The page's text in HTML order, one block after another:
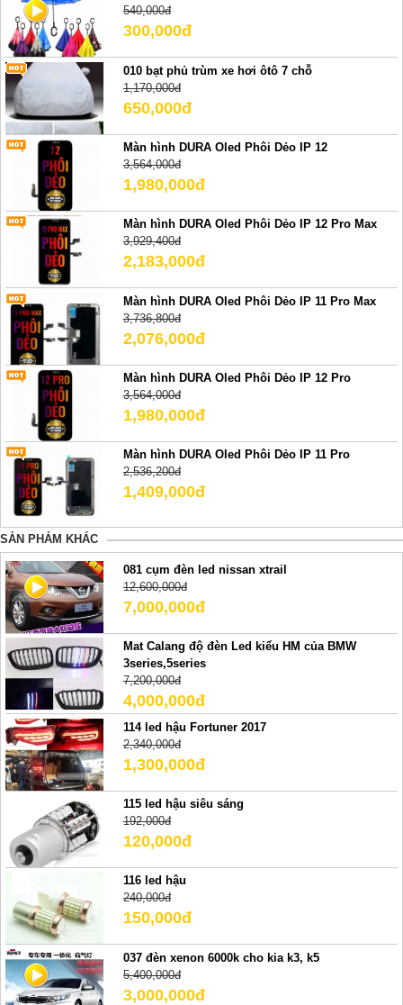
540,000đ
300,000đ
010 bạt phủ trùm xe hơi ôtô 7 chỗ
1,170,000đ
650,000đ
Màn hình DURA Oled Phôi Dẻo IP 12
3,564,000đ
1,980,000đ
Màn hình DURA Oled Phôi Dẻo IP 12 Pro Max
3,929,400đ
2,183,000đ
Màn hình DURA Oled Phôi Dẻo IP 11 Pro Max
3,736,800đ
2,076,000đ
Màn hình DURA Oled Phôi Dẻo IP 12 Pro
3,564,000đ
1,980,000đ
Màn hình DURA Oled Phôi Dẻo IP 11 Pro
2,536,200đ
1,409,000đ
SẢN PHẢM KHÁC
081 cụm đèn led nissan xtrail
12,600,000đ
7,000,000đ
Mat Calang độ đèn Led kiểu HM của BMW
3series,5series
7,200,000đ
4,000,000đ
114 led hậu Fortuner 2017
2,340,000đ
1,300,000đ
115 led hậu siêu sáng
192,000đ
120,000đ
116 led hậu
240,000đ
150,000đ
037 đèn xenon 6000k cho kia k3, k5
5,400,000đ
3,000,000đ